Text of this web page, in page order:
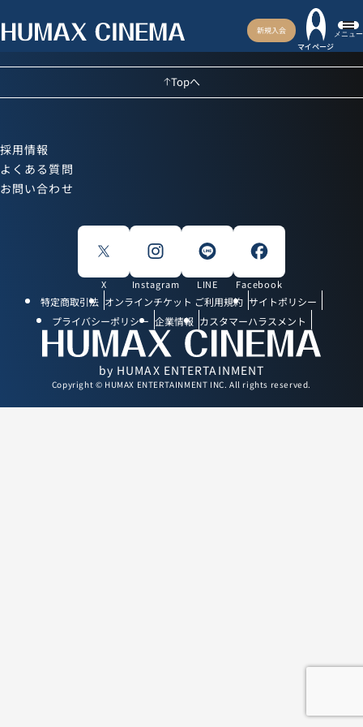
新規入会
マイページ
メニュー
Topへ
採用情報
よくある質問
お問い合わせ
X Instagram LINE Facebook
特定商取引法 オンラインチケット ご利用規約 サイトポリシー
プライバシーポリシー 企業情報 カスタマーハラスメント
by HUMAX ENTERTAINMENT
Copyright © HUMAX ENTERTAINMENT INC. All rights reserved.